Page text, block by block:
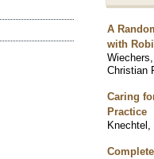
A
with
Christian
Caring
Practice
Knechtel,